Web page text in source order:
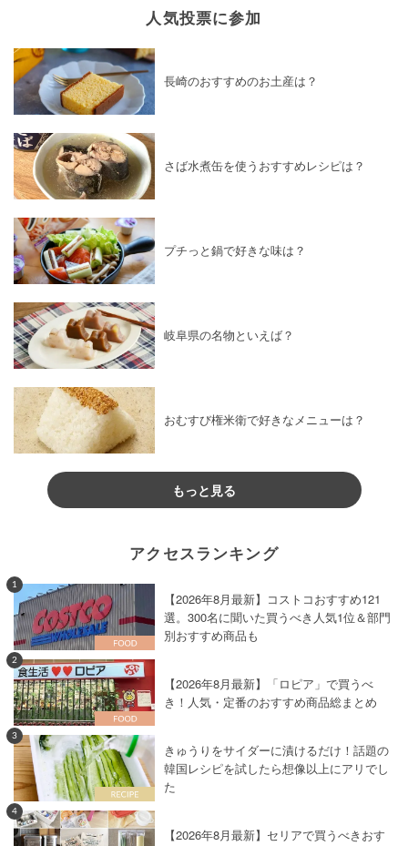
人気投票に参加
長崎のおすすめのお土産は？
さば水煮缶を使うおすすめレシピは？
プチっと鍋で好きな味は？
岐阜県の名物といえば？
おむすび権米衛で好きなメニューは？
もっと見る
アクセスランキング
1
【2026年8月最新】コストコおすすめ121
選。300名に聞いた買うべき人気1位＆部門
別おすすめ商品も
2
【2026年8月最新】「ロピア」で買うべ
き！人気・定番のおすすめ商品総まとめ
3
きゅうりをサイダーに漬けるだけ！話題の
韓国レシピを試したら想像以上にアリでし
た
4
【2026年8月最新】セリアで買うべきおす